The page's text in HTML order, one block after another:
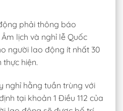
phải thông báo
lịch và nghỉ lễ Quốc
người lao động ít nhất 30
hiện.
nghỉ hằng tuần trùng với
tại khoản 1 Điều 112 của